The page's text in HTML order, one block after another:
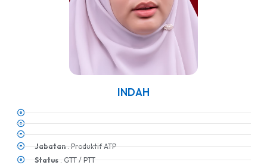
INDAH
Jabatan: Produktif ATP
Status: GTT / PTT